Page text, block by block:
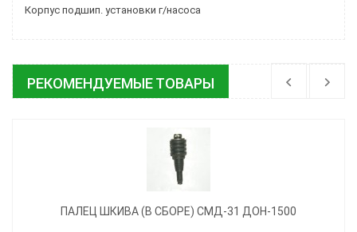
Корпус подшип. установки г/насоса
РЕКОМЕНДУЕМЫЕ ТОВАРЫ
ПАЛЕЦ ШКИВА (В СБОРЕ) СМД-31 ДОН-1500